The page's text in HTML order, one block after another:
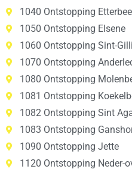
1040 Ontstopping
1050 Ontstopping Elsene
1060 Ontstopping Sint-
1070 Ontstopping
1080 Ontstopping
1081 Ontstopping
1082 Ontstopping Sint
1083 Ontstopping
1090 Ontstopping Jette
1120 Ontstopping Neder-